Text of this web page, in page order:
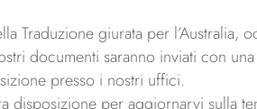
Traduzione giurata per
documenti saranno inviati con
presso i nostri uffici.
disposizione per aggiornarvi sulla